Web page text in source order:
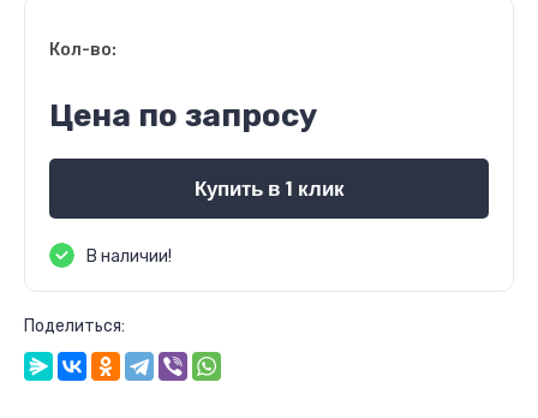
Кол-во:
Цена по запросу
Купить в 1 клик
В наличии!
Поделиться: